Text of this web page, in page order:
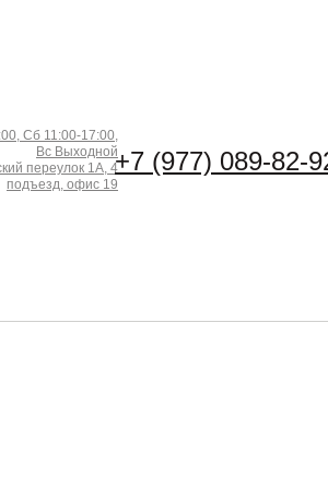
Сб 11:00-17:00,
Вс Выходной
переулок 1А, 4
подъезд, офис 19
+7 (977) 089-82-